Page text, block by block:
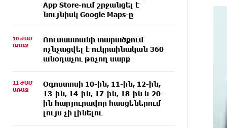
App Store-ում շրջանցել է
նույնիսկ Google Maps-ը
10 ԺԱՄ
ԱՌԱՋ
Ռուսաստանի տարածքում
ոչնչացվել է ուկրաինական 360
անօդաչու թռչող սարք
11 ԺԱՄ
ԱՌԱՋ
Օգոստոսի 10-ին, 11-ին, 12-ին,
13-ին, 14-ին, 17-ին, 18-ին և 20-
ին հարյուրավոր հասցեներում
լույս չի լինելու